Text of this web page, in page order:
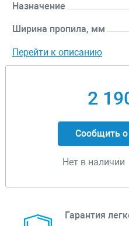
Назначение
Ширина пропила, мм
Перейти к описанию
2
Сообщить о
Нет в наличии
Гарантия